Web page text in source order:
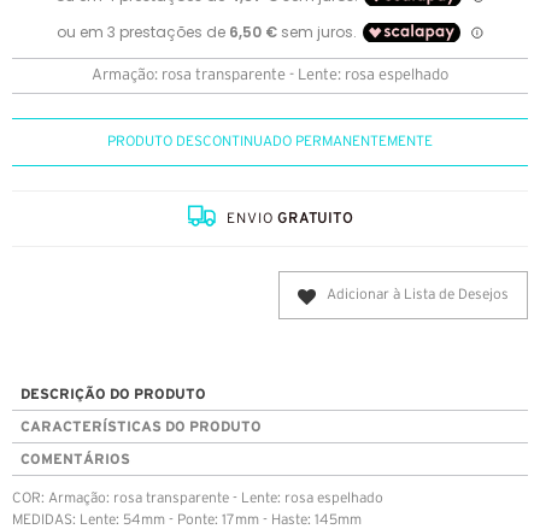
Armação: rosa transparente - Lente: rosa espelhado
PRODUTO DESCONTINUADO PERMANENTEMENTE
ENVIOGRATUITO
Adicionar à Lista de Desejos
DESCRIÇÃO DO PRODUTO
CARACTERÍSTICAS DO PRODUTO
COMENTÁRIOS
COR: Armação: rosa transparente - Lente: rosa espelhado
MEDIDAS: Lente: 54mm - Ponte: 17mm - Haste: 145mm